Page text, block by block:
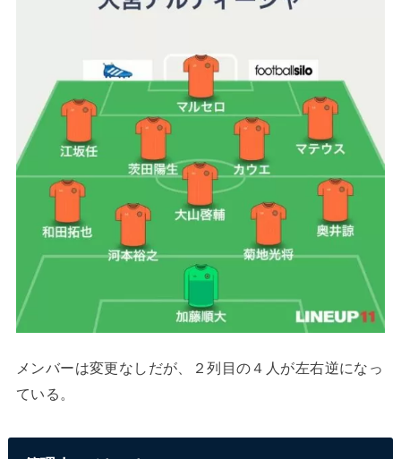
メンバーは変更なしだが、２列目の４人が左右逆になっ
ている。